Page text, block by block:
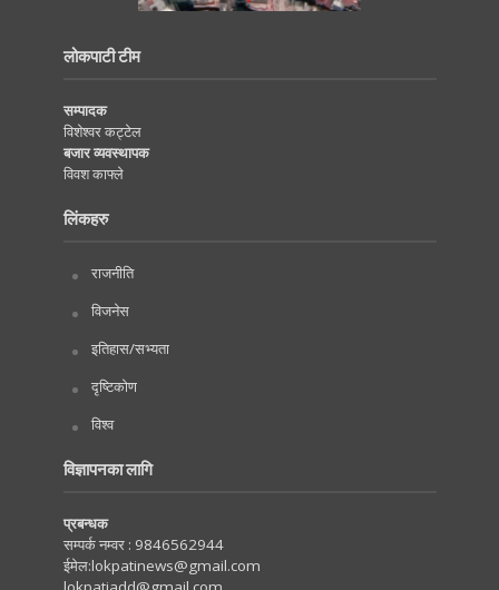
लोकपाटी टीम
सम्पादक
विशेश्वर कट्टेल
बजार व्यवस्थापक
विवश काफ्ले
लिंकहरु
राजनीति
विजनेस
इतिहास/सभ्यता
दृष्टिकोण
विश्व
विज्ञापनका लागि
प्रबन्धक
सम्पर्क नम्वर : 9846562944
ईमेल:lokpatinews@gmail.com